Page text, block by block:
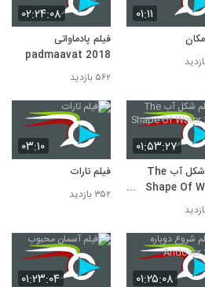
۰۱:۱۱ ۰۲:۲۴:۰۸
فیلم پادماواتی
padmaavat 2018
۵۶۲ بازدید
۰۱:۵۳:۲۷
فیلم شکل آب The
Shape Of
۰۳:۱۰
فیلم تارات
۳۵۲ بازدید
۰۱:۲۵:۰۸ ۰۱:۲۳:۰۴